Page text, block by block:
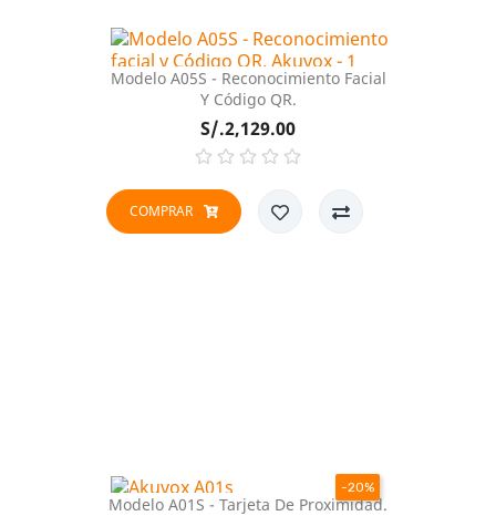
Modelo A05S - Reconocimiento Facial
Y Código QR.
Precio
S/.2,129.00
COMPRAR
Modelo A01S - Tarjeta De Proximidad.
-20%